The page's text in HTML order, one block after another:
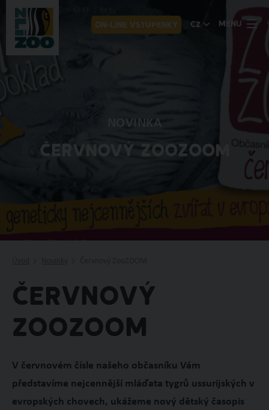
ON-LINE VSTUPENKY CZ MENU
NOVINKA
ČERVNOVÝ ZOOZOOM
Červnový
ZooZOOM
V červnovém čísle našeho občasníku Vám
představíme nejcennější mláďata tygrů ussurijských v
evropských chovech, ukážeme nový dětský časopis